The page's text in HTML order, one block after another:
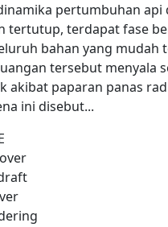
pertumbuhan api
tertutup, terdapat fase
bahan yang mudah
tersebut menyala
akibat paparan panas
ini disebut...